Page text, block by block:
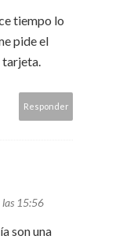
tiempo lo
pide el
tarjeta.
Responder
las 15:56
son una